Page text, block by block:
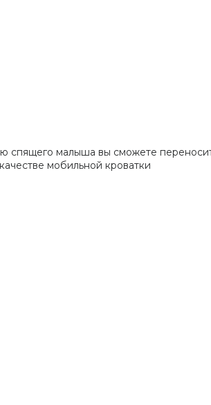
спящего малыша вы сможете
мобильной кроватки